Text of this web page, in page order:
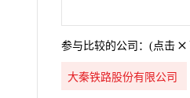
参与比较的公司：(点击
大秦铁路股份有限公司